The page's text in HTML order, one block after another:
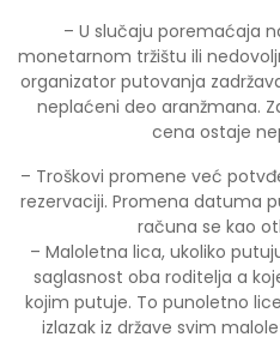
– U slučaju poremaćaja
monetarnom tržištu ili
organizator putovanja
neplaćeni deo aranžmana.
cena ostaje
– Troškovi promene već
rezervaciji. Promena datuma
računa se kao
– Maloletna lica, ukoliko
saglasnost oba roditelja a
kojim putuje. To punoletno
izlazak iz države svim